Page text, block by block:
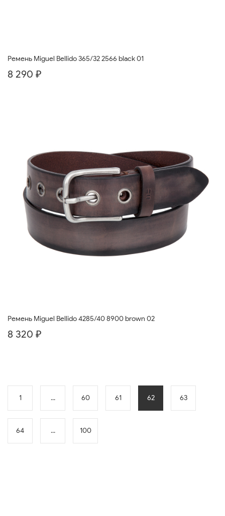
Ремень Miguel Bellido 365/32 2566 black 01
8 290 ₽
Ремень Miguel Bellido 4285/40 8900 brown 02
8 320 ₽
1 ... 60 61 62 63
64 ... 100